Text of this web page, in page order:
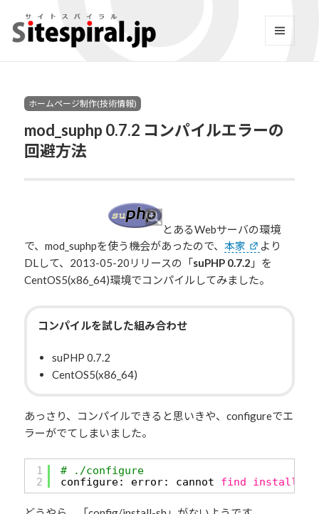
サイトスパイラル
Categories
ホームページ制作(技術情報)
mod_suphp 0.7.2 コンパイルエラーの
回避方法
とあるWebサーバの環境
で、mod_suphpを使う機会があったので、本家
より
DLして、2013-05-20リリースの「 suPHP 0.7.2 」を
CentOS5(x86_64)環境でコンパイルしてみました。
コンパイルを試した組み合わせ
suPHP 0.7.2
CentOS5(x86_64)
あっさり、コンパイルできると思いきや、configureでエ
ラーがでてしまいました。
1
2
# ./configure
configure: error: cannot find install